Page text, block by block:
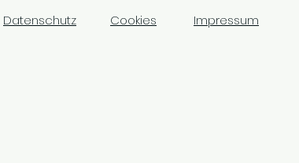
Datenschutz Cookies Impressum